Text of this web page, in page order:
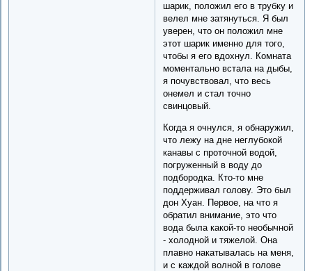
шарик, положил его в трубку и
велел мне затянуться. Я был
уверен, что он положил мне
этот шарик именно для того,
чтобы я его вдохнул. Комната
моментально встала на дыбы,
я почувствовал, что весь
онемел и стал точно
свинцовый.
Когда я очнулся, я обнаружил,
что лежу на дне неглубокой
канавы с проточной водой,
погруженный в воду до
подбородка. Кто-то мне
поддерживал голову. Это был
дон Хуан. Первое, на что я
обратил внимание, это что
вода была какой-то необычной
- холодной и тяжелой. Она
плавно накатывалась на меня,
и с каждой волной в голове